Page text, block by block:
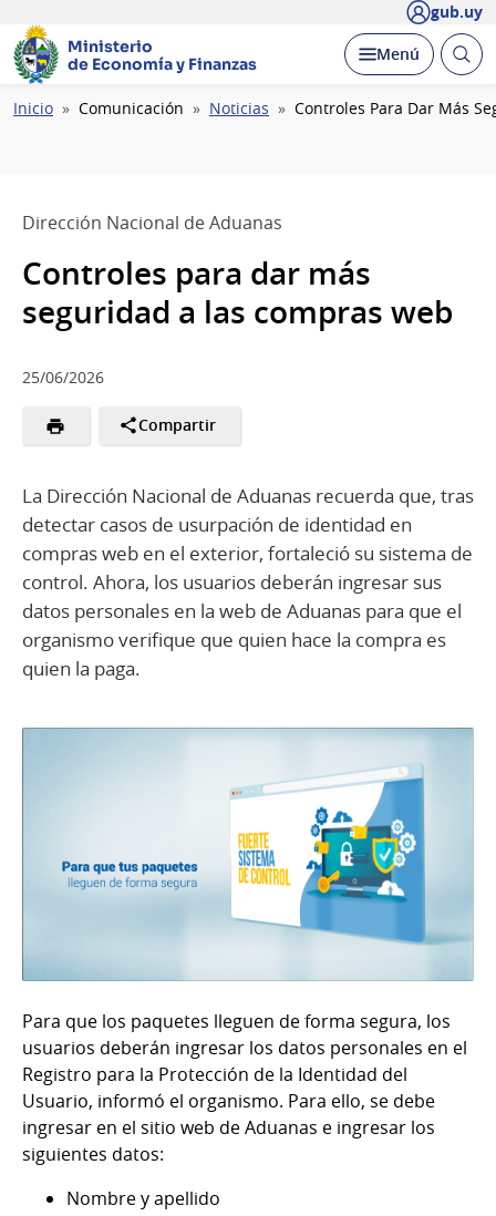
gub.uy
Ministerio
de Economía y Finanzas
Desplegar
Menú Abrir
Ruta
Inicio Comunicación Noticias Controles Para Dar Más
Dirección Nacional de Aduanas
Controles para dar más
seguridad a las compras web
25/06/2026
Compartir
La Dirección Nacional de Aduanas recuerda que, tras
detectar casos de usurpación de identidad en
compras web en el exterior, fortaleció su sistema de
control. Ahora, los usuarios deberán ingresar sus
datos personales en la web de Aduanas para que el
organismo verifique que quien hace la compra es
quien la paga.
Para que los paquetes lleguen de forma segura, los
usuarios deberán ingresar los datos personales en el
Registro para la Protección de la Identidad del
Usuario, informó el organismo. Para ello, se debe
ingresar en el sitio web de Aduanas e ingresar los
siguientes datos:
Nombre y apellido